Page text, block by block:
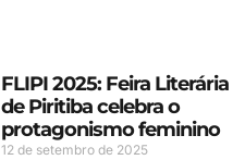
FLIPI 2025: Feira Literária
de Piritiba celebra o
protagonismo feminino
12 de setembro de 2025